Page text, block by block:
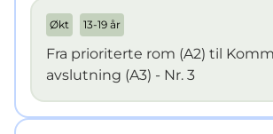
Økt 13-19 år
Fra prioriterte rom (A2) til
avslutning (A3) - Nr. 3